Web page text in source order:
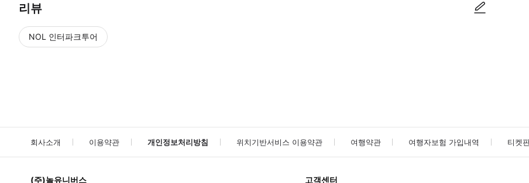
리뷰
NOL 인터파크투어
회사소개 이용약관 개인정보처리방침 위치기반서비스 이용약관 여행약관 여행자보험 가입내역 티켓
(주)놀유니버스 고객센터